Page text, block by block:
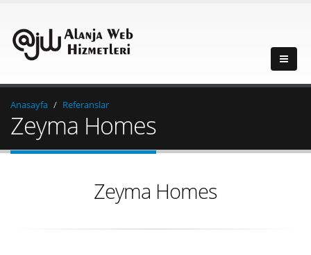
Anasayfa Referanslar
Zeyma Homes
Zeyma Homes